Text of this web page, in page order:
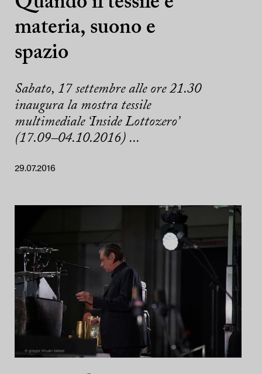
materia, suono e
spazio
Sabato, 17 settembre alle ore 21.30
inaugura la mostra tessile
multimediale ‘Inside Lottozero’
(17.09–04.10.2016) ...
29.07.2016